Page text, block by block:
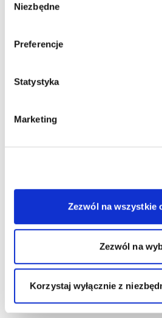
zgody
Niezbędne
Preferencje
Statystyka
Marketing
Zezwól na wszystkie
Zezwól na
Korzystaj wyłącznie z